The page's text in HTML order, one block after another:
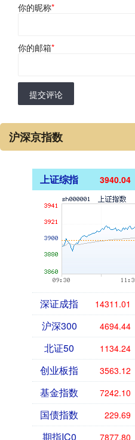
你的昵称*
你的邮箱*
提交评论
沪深京指数
上证综指 3940.04
深证成指 14311.01
沪深300 4694.44
北证50 1134.24
创业板指 3563.12
基金指数 7242.10
国债指数 229.69
期指IC0 7877.80